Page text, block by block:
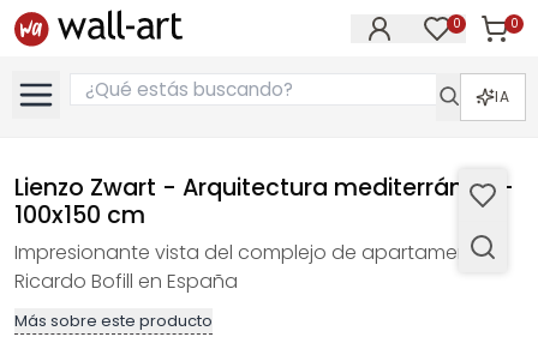
0 0
IA
Lienzo Zwart - Arquitectura mediterránea -
100x150 cm
Impresionante vista del complejo de apartamentos
Ricardo Bofill en España
Más sobre este producto